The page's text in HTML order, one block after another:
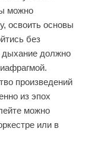
можно
освоить основы
без
дыхание должно
произведений
из эпох
можно
или в